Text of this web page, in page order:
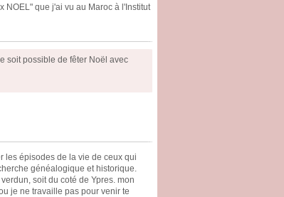
NOEL" que j'ai vu au Maroc à l'Institut
soit possible de fêter Noël avec
les épisodes de la vie de ceux qui
généalogique et historique.
soit du coté de Ypres. mon
je ne travaille pas pour venir te